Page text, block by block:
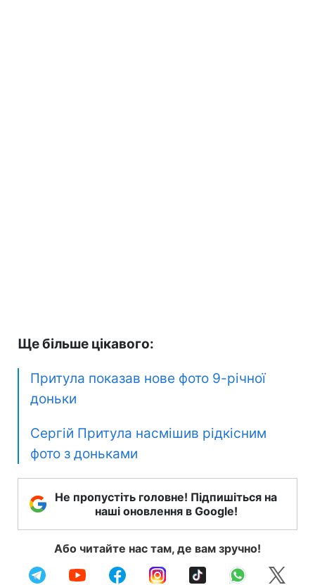
Ще більше цікавого:
Притула показав нове фото 9-річної
доньки
Сергій Притула насмішив рідкісним
фото з доньками
Не пропустіть головне! Підпишіться на
наші оновлення в Google!
Або читайте нас там, де вам зручно!